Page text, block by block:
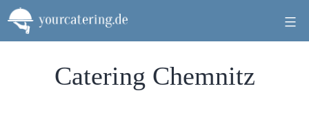
Zum
Inhalt
springen
Catering Chemnitz